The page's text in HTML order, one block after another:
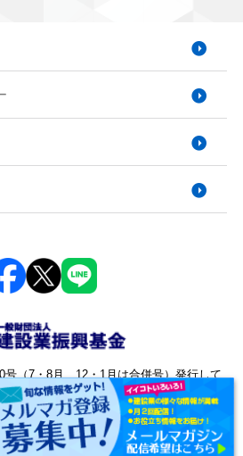
号（7・8月、12・1月は合併号）発行して
おります。
業振興基金. All Rights Reserved. 本サイトに
写真・図表などの転載を禁じます。